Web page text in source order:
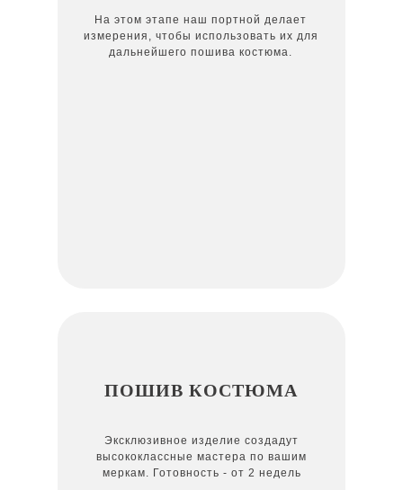
Эксклюзивное изделие создадут
высококлассные мастера по вашим
меркам. Готовность - от 2 недель
ПОШИВ КОСТЮМА
На этом этапе наш портной делает
измерения, чтобы использовать их для
дальнейшего пошива костюма.